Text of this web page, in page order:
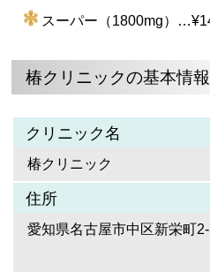
スーパー（1800mg）
椿クリニックの基本情報
クリニック名
椿クリニック
住所
愛知県名古屋市中区新栄町